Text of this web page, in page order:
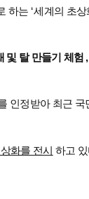
하는 ‘세계의 초상
및 탈 만들기 체험
인정받아 최근
화를 전시 하고